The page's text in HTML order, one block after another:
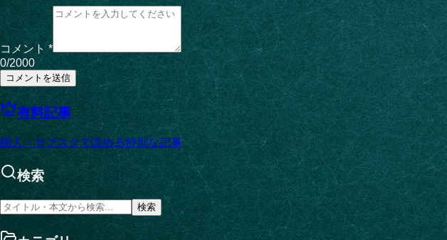
コメント *
0/2000
コメントを送信
有料記事
購入・サブスクで読める特別な記事
検索
検索